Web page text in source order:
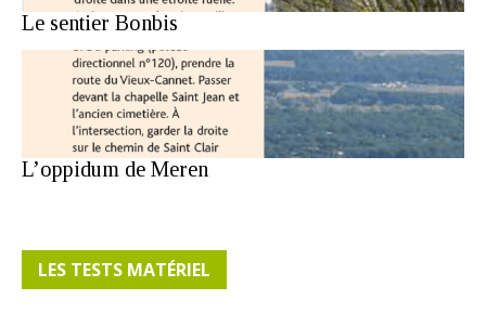
Le sentier Bonbis
L’oppidum de Meren
LES TESTS MATÉRIEL